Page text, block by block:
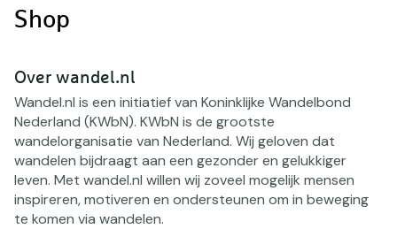
Shop
Over wandel.nl
Wandel.nl is een initiatief van Koninklijke Wandelbond
Nederland (KWbN). KWbN is de grootste
wandelorganisatie van Nederland. Wij geloven dat
wandelen bijdraagt aan een gezonder en gelukkiger
leven. Met wandel.nl willen wij zoveel mogelijk mensen
inspireren, motiveren en ondersteunen om in beweging
te komen via wandelen.